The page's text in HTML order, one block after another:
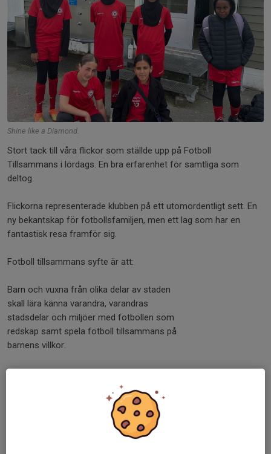
Shine like a Diamond.
Stort tack till våra flickor som ställde upp på Fotboll
Tillsammans i lördags. En bra erfarenhet för samtliga som
deltog.
Flickorna representerade klubben på ett utomordentligt sett. En
ny bekantskap för fotbollsfamiljen, men ett lag som har en
fantastisk resa framför sig.
Fotboll tillsammans syfte är att:
Barn och vuxna från olika delar av staden
skall lära känna varandra, varandras
stadsdelar och miljöer med fotbollen som
redskap samt spela fotboll tillsammans på
barnens villkor.
Forza PFF